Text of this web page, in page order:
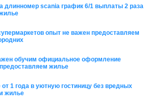
длинномер scania график 6/1 выплаты 2 раза
опыт не важен предоставляем
обучим официальное оформление
жилье
1 года в уютную гостиницу без вредных
жилье